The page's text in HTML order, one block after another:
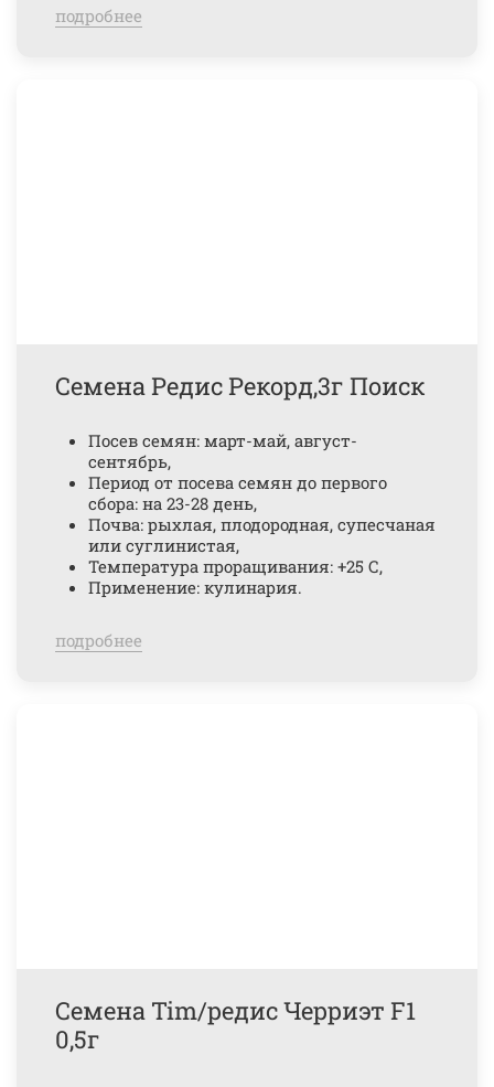
подробнее
Семена Редис Рекорд,3г Поиск
Посев семян: март-май, август-
сентябрь,
Период от посева семян до первого
сбора: на 23-28 день,
Почва: рыхлая, плодородная, супесчаная
или суглинистая,
Температура проращивания: +25 С,
Применение: кулинария.
подробнее
Семена Tim/редис Черриэт F1
0,5г